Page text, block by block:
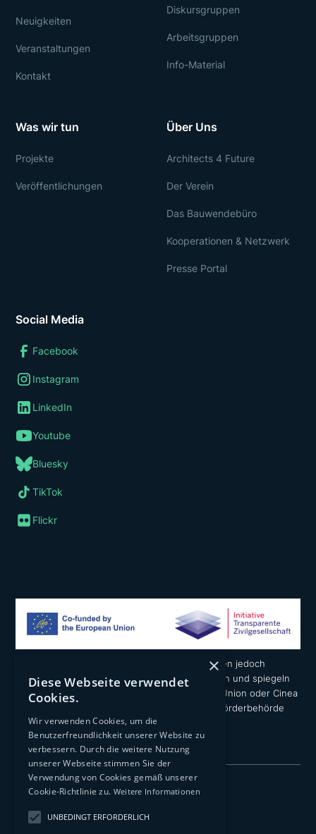
Neuigkeiten
Veranstaltungen
Kontakt
Diskursgruppen
Arbeitsgruppen
Info-Material
Social Media
Facebook
Instagram
LinkedIn
Youtube
Bluesky
TikTok
Flickr
Was wir tun
Projekte
Veröffentlichungen
Über Uns
Architects 4 Future
Der Verein
Das Bauwendebüro
Kooperationen & Netzwerk
Presse Portal
Die geäußerten Ansichten und Meinungen liegen jedoch
ausschließlich in der Verantwortung der Autoren und spiegeln
nicht notwendigerweise die der Europäischen Union oder Cinea
wider. Weder die Europäische Union noch die Förderbehörde
können dafür verantwortlich gemacht werden.
Impressum
Datenschutzerklärung
Transparenz
×
Diese Webseite verwendet
Cookies.
Wir verwenden Cookies, um die
Benutzerfreundlichkeit unserer Website zu
verbessern. Durch die weitere Nutzung
unserer Webseite stimmen Sie der
Verwendung von Cookies gemäß unserer
Cookie-Richtlinie zu. Weitere Informationen
UNBEDINGT ERFORDERLICH